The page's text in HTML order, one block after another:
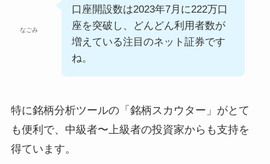
なごみ
口座開設数は2023年7月に222万口
座を突破し、どんどん利用者数が
増えている注目のネット証券です
ね。
特に銘柄分析ツールの「銘柄スカウター」がとて
も便利で、中級者〜上級者の投資家からも支持を
得ています。